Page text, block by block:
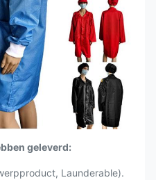
geleverd:
Launderable).